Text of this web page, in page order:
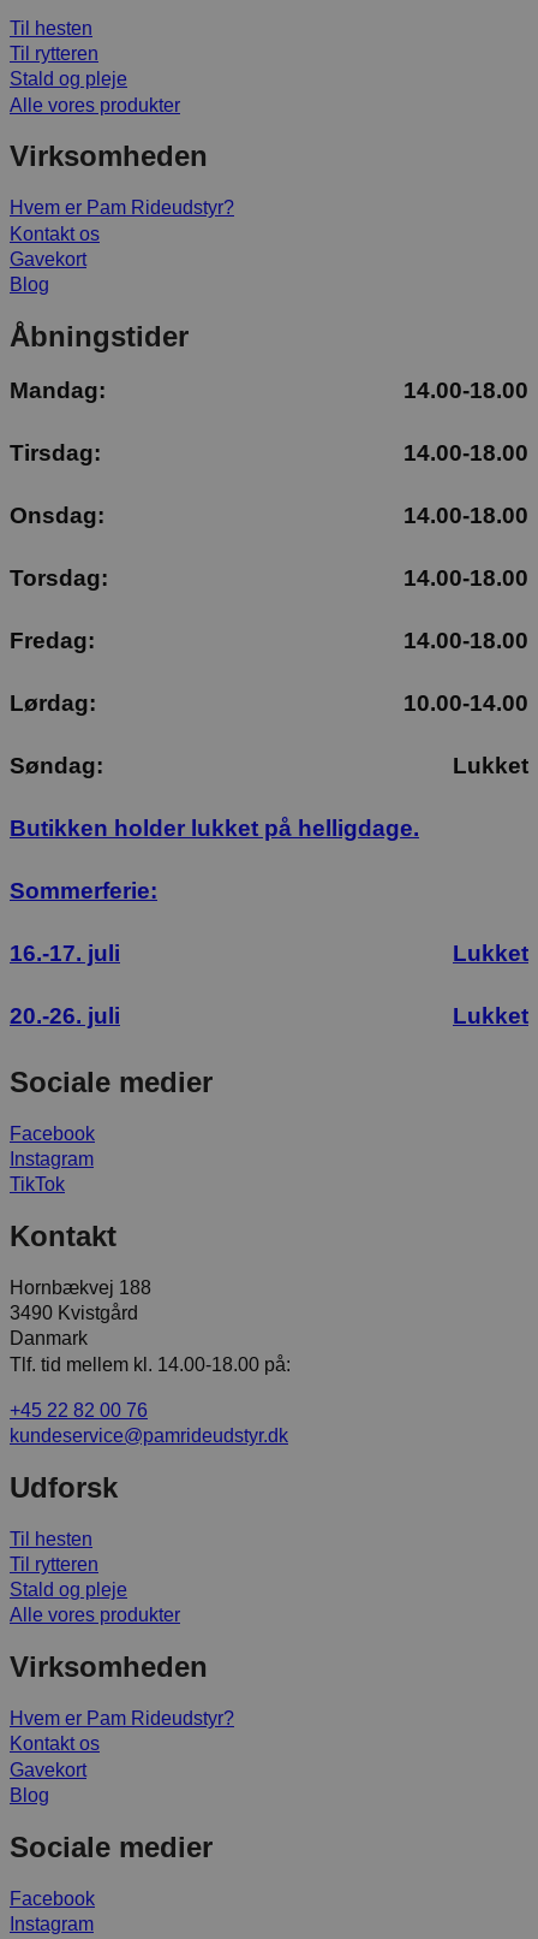
Til hesten
Til rytteren
Stald og pleje
Alle vores produkter
Virksomheden
Hvem er Pam Rideudstyr?
Kontakt os
Gavekort
Blog
Åbningstider
Mandag: 14.00-18.00
Tirsdag: 14.00-18.00
Onsdag: 14.00-18.00
Torsdag: 14.00-18.00
Fredag: 14.00-18.00
Lørdag: 10.00-14.00
Søndag: Lukket
Butikken holder lukket på helligdage.
Sommerferie:
16.-17. juli Lukket
20.-26. juli Lukket
Sociale medier
Facebook
Instagram
TikTok
Kontakt
Hornbækvej 188
3490 Kvistgård
Danmark
Tlf. tid mellem kl. 14.00-18.00 på:
+45 22 82 00 76
kundeservice@pamrideudstyr.dk
Udforsk
Til hesten
Til rytteren
Stald og pleje
Alle vores produkter
Virksomheden
Hvem er Pam Rideudstyr?
Kontakt os
Gavekort
Blog
Sociale medier
Facebook
Instagram